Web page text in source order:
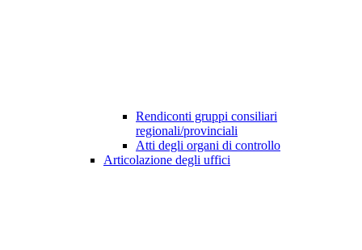
Rendiconti gruppi consiliari
regionali/provinciali
Atti degli organi di controllo
Articolazione degli uffici